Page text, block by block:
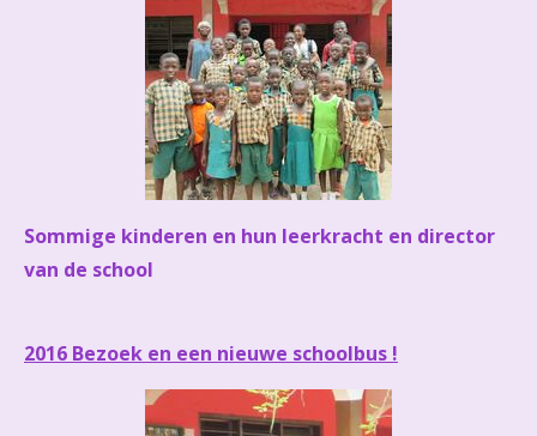
Sommige kinderen en hun leerkracht en director
van de school
2016 Bezoek en een nieuwe schoolbus !